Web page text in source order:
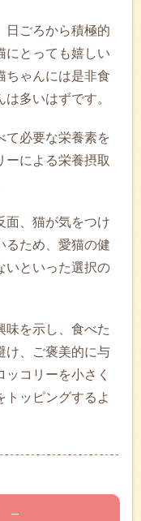
日ごろから積極的
にとっても嬉しい
ちゃんには是非食
多いはずです。
て必要な栄養素を
ーによる栄養摂取
面、猫が気をつけ
るため、愛猫の健
いといった選択の
味を示し、食べた
け、ご褒美的に与
コリーを小さく
トッピングするよ
–